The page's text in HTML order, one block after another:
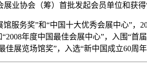
业协会（筹）首批发起会员单位和获得
服务奖”和“中国十大优秀会展中心”，
年度中国最佳会展中心”，入围“
展览场馆奖”，入选“新中国成立60周